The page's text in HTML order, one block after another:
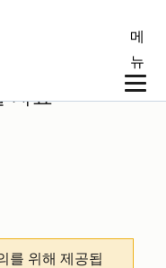
메
뉴
자료
를 위해 제공됩